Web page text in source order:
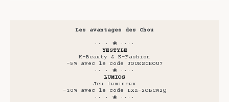
Les avantages des Chou
···· ❀ ····
YESTYLE
K-Beauty & K-Fashion
-5% avec le code JOURSCHOU7
···· ❀ ····
LUMIOS
Jeu lumineux
-10% avec le code LXZ-2OBCW2Q
···· ❀ ····